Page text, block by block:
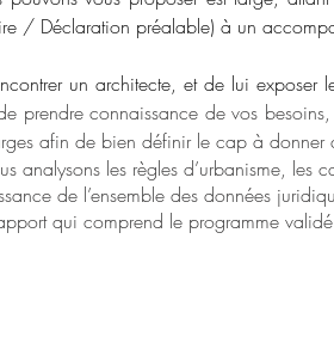
/ Déclaration préalable) à un
un architecte, et de lui exposer
prendre connaissance de vos
afin de bien définir le cap à donner
analysons les règles d’urbanisme, les
de l’ensemble des données
qui comprend le programme